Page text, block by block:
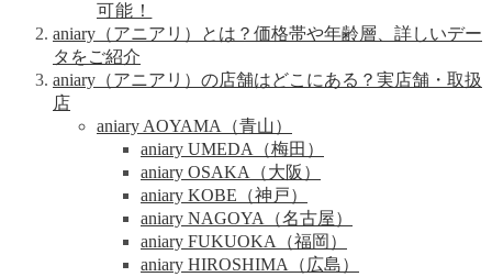
可能！
aniary（アニアリ）とは？価格帯や年齢層、詳しいデー
タをご紹介
aniary（アニアリ）の店舗はどこにある？実店舗・取扱
店
aniary AOYAMA（青山）
aniary UMEDA（梅田）
aniary OSAKA（大阪）
aniary KOBE（神戸）
aniary NAGOYA（名古屋）
aniary FUKUOKA（福岡）
aniary HIROSHIMA（広島）